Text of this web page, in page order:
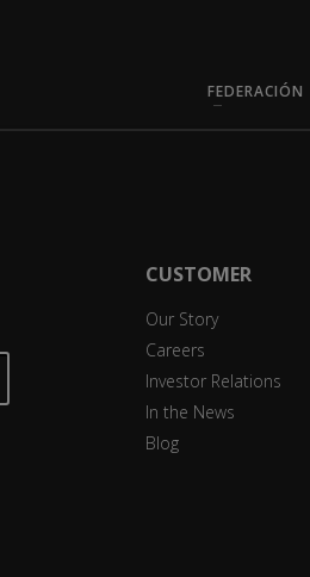
FEDERACIÓN
CUSTOMER
Our Story
Careers
Investor Relations
In the News
Blog